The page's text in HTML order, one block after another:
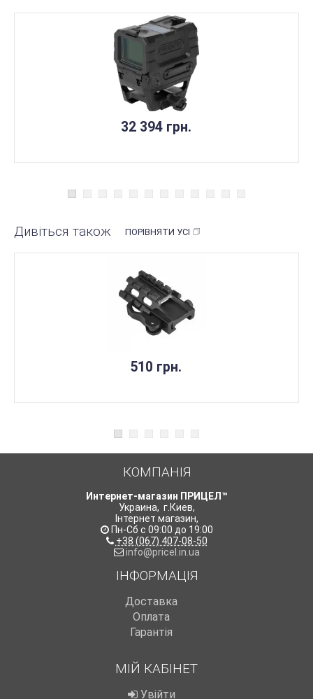
32 394 грн.
Дивіться також ПОРІВНЯТИ УСІ
510 грн.
КОМПАНІЯ
Интернет-магазин ПРИЦЕЛ™
Украина, г.Киев,
Інтернет магазин,
Пн-Сб с 09:00 до 19:00
+38 (067) 407-08-50
info@pricel.in.ua
ІНФОРМАЦІЯ
Доставка
Оплата
Гарантія
МІЙ КАБІНЕТ
Увійти